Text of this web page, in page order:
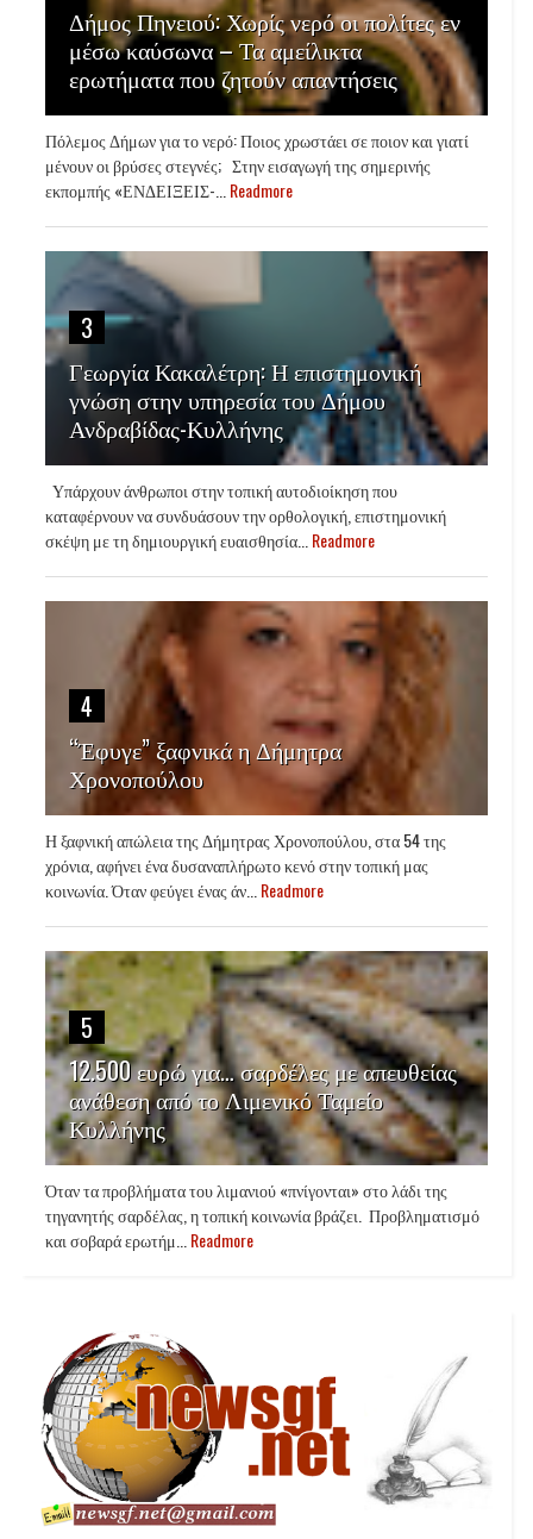
Δήμος Πηνειού: Χωρίς νερό οι πολίτες εν
μέσω καύσωνα – Τα αμείλικτα
ερωτήματα που ζητούν απαντήσεις
Πόλεμος Δήμων για το νερό: Ποιος χρωστάει σε ποιον και γιατί
μένουν οι βρύσες στεγνές; Στην εισαγωγή της σημερινής
εκπομπής «ΕΝΔΕΙΞΕΙΣ-... Readmore
3
Γεωργία Κακαλέτρη: Η επιστημονική
γνώση στην υπηρεσία του Δήμου
Ανδραβίδας-Κυλλήνης
Υπάρχουν άνθρωποι στην τοπική αυτοδιοίκηση που
καταφέρνουν να συνδυάσουν την ορθολογική, επιστημονική
σκέψη με τη δημιουργική ευαισθησία... Readmore
4
“Έφυγε” ξαφνικά η Δήμητρα
Χρονοπούλου
Η ξαφνική απώλεια της Δήμητρας Χρονοπούλου, στα 54 της
χρόνια, αφήνει ένα δυσαναπλήρωτο κενό στην τοπική μας
κοινωνία. Όταν φεύγει ένας άν... Readmore
5
12.500 ευρώ για… σαρδέλες με απευθείας
ανάθεση από το Λιμενικό Ταμείο
Κυλλήνης
Όταν τα προβλήματα του λιμανιού «πνίγονται» στο λάδι της
τηγανητής σαρδέλας, η τοπική κοινωνία βράζει. Προβληματισμό
και σοβαρά ερωτήμ... Readmore